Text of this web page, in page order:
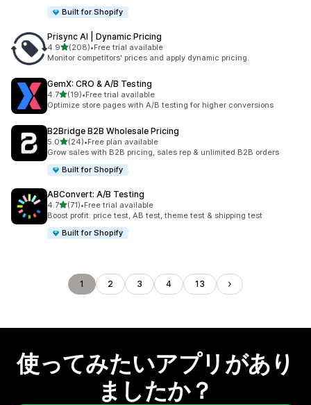
Built for Shopify
Prisync AI | Dynamic Pricing
4.95つ星中
(208)
合計レビュー数：208件
•Free trial available
Monitor competitors' prices and apply dynamic pricing.
GemX: CRO & A/B Testing
4.75つ星中
(19)
合計レビュー数：19件
•Free trial available
Optimize store pages with A/B testing for higher conversions
B2Bridge B2B Wholesale Pricing
5.05つ星中
(24)
合計レビュー数：24件
•Free plan available
Grow sales with B2B pricing, sales rep & unlimited B2B orders
Built for Shopify
ABConvert: A/B Testing
4.75つ星中
(71)
合計レビュー数：71件
•Free trial available
Boost profit: price test, AB test, theme test & shipping test
Built for Shopify
1 2 3 4 13
使ってみたいアプリがあり
ましたか？